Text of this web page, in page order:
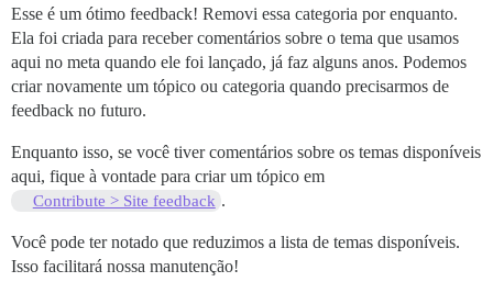
Esse é um ótimo feedback! Removi essa categoria por enquanto.
Ela foi criada para receber comentários sobre o tema que usamos
aqui no meta quando ele foi lançado, já faz alguns anos. Podemos
criar novamente um tópico ou categoria quando precisarmos de
feedback no futuro.
Enquanto isso, se você tiver comentários sobre os temas disponíveis
aqui, fique à vontade para criar um tópico em
Contribute > Site feedback .
Você pode ter notado que reduzimos a lista de temas disponíveis.
Isso facilitará nossa manutenção!